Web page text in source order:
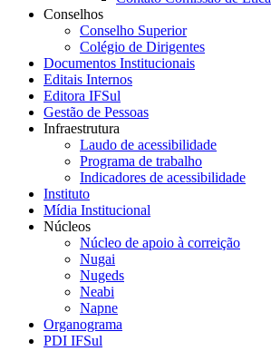
Conselhos
Conselho Superior
Colégio de Dirigentes
Documentos Institucionais
Editais Internos
Editora IFSul
Gestão de Pessoas
Infraestrutura
Laudo de acessibilidade
Programa de trabalho
Indicadores de acessibilidade
Instituto
Mídia Institucional
Núcleos
Núcleo de apoio à correição
Nugai
Nugeds
Neabi
Napne
Organograma
PDI IFSul